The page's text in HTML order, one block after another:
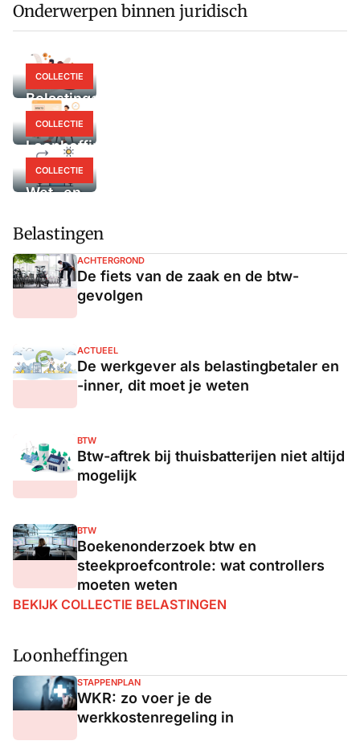
Onderwerpen binnen juridisch
COLLECTIE
Belastingen
COLLECTIE
Loonheffingen
COLLECTIE
Wet- en
Belastingen
ACHTERGROND
De fiets van de zaak en de btw-
gevolgen
ACTUEEL
De werkgever als belastingbetaler en
-inner, dit moet je weten
BTW
Btw-aftrek bij thuisbatterijen niet altijd
mogelijk
BTW
Boekenonderzoek btw en
steekproefcontrole: wat controllers
moeten weten
BEKIJK COLLECTIE BELASTINGEN
Loonheffingen
STAPPENPLAN
WKR: zo voer je de
werkkostenregeling in